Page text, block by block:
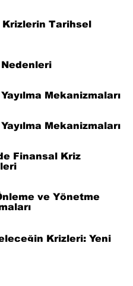
Krizlerin Tarihsel
Mekanizmaları
Mekanizmaları
Finansal Kriz
ve Yönetme
Krizleri: Yeni